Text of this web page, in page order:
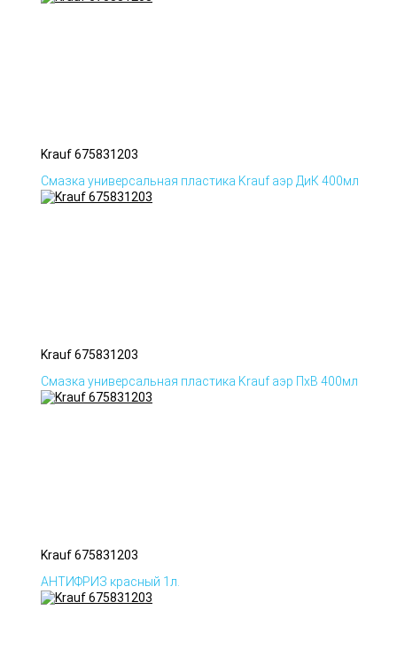
Krauf 675831203
Смазка универсальная пластика Krauf аэр ДиК 400мл
Krauf 675831203
Смазка универсальная пластика Krauf аэр ПхВ 400мл
Krauf 675831203
АНТИФРИЗ красный 1л.